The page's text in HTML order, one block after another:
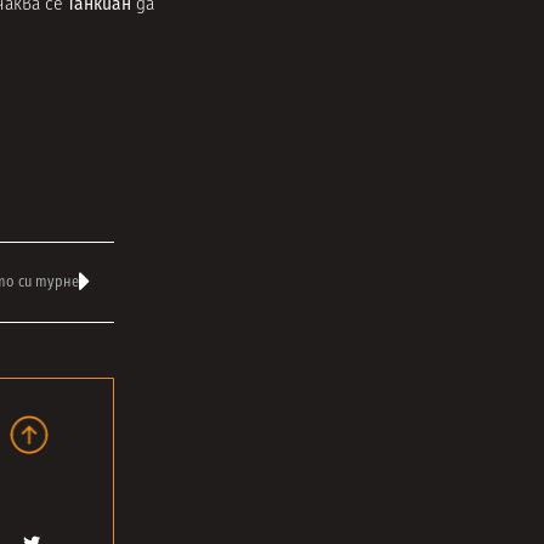
се Танкиан да
си турне